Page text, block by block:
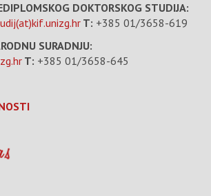
DOKTORSKOG STUDIJA:
T: +385 01/3658-619
SURADNJU:
T: +385 01/3658-645